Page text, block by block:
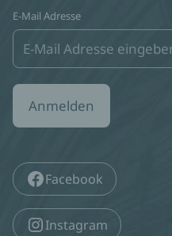
Judith Reusch in
09.10.2026 19:30
Zum Event
13.10.2026 19:30
Zum Event
E-Mail Adresse
Anmelden
Facebook
Instagram